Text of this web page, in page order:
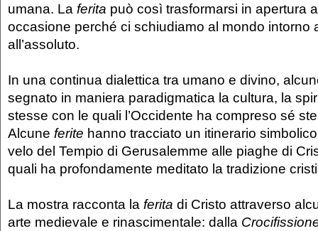
umana. La ferita può così trasformarsi in apertura
occasione perché ci schiudiamo al mondo intorno
all’assoluto.
In una continua dialettica tra umano e divino,
segnato in maniera paradigmatica la cultura, la
stesse con le quali l’Occidente ha compreso sé
Alcune ferite hanno tracciato un itinerario
velo del Tempio di Gerusalemme alle piaghe di
quali ha profondamente meditato la tradizione
La mostra racconta la ferita di Cristo attraverso
arte medievale e rinascimentale: dalla